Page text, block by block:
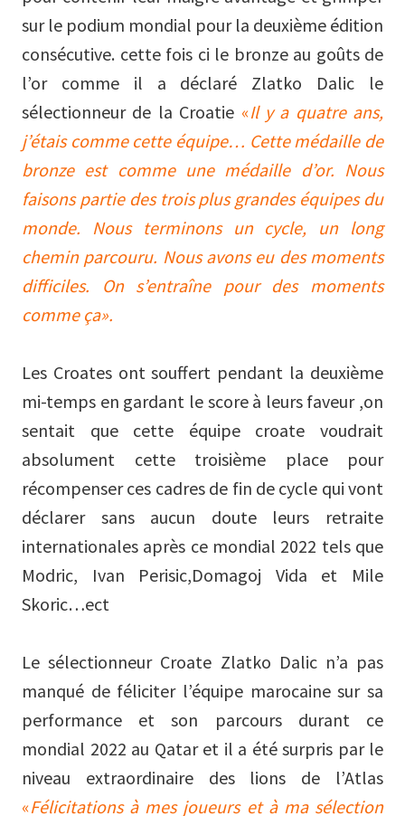
sur le podium mondial pour la deuxième édition
consécutive. cette fois ci le bronze au goûts de
l’or comme il a déclaré Zlatko Dalic le
sélectionneur de la Croatie «Il y a quatre ans,
j’étais comme cette équipe… Cette médaille de
bronze est comme une médaille d’or. Nous
faisons partie des trois plus grandes équipes du
monde. Nous terminons un cycle, un long
chemin parcouru. Nous avons eu des moments
difficiles. On s’entraîne pour des moments
comme ça».
Les Croates ont souffert pendant la deuxième
mi-temps en gardant le score à leurs faveur ,on
sentait que cette équipe croate voudrait
absolument cette troisième place pour
récompenser ces cadres de fin de cycle qui vont
déclarer sans aucun doute leurs retraite
internationales après ce mondial 2022 tels que
Modric, Ivan Perisic,Domagoj Vida et Mile
Skoric…ect
Le sélectionneur Croate Zlatko Dalic n’a pas
manqué de féliciter l’équipe marocaine sur sa
performance et son parcours durant ce
mondial 2022 au Qatar et il a été surpris par le
niveau extraordinaire des lions de l’Atlas
«Félicitations à mes joueurs et à ma sélection